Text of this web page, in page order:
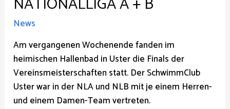
News
Am vergangenen Wochenende fanden im
heimischen Hallenbad in Uster die Finals der
Vereinsmeisterschaften statt. Der SchwimmClub
Uster war in der NLA und NLB mit je einem Herren-
und einem Damen-Team vertreten.